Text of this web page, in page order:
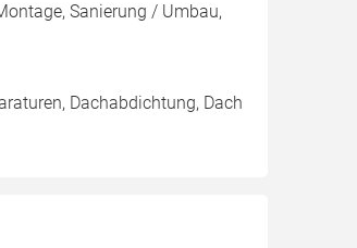
Sanierung / Umbau,
Dachabdichtung, Dach